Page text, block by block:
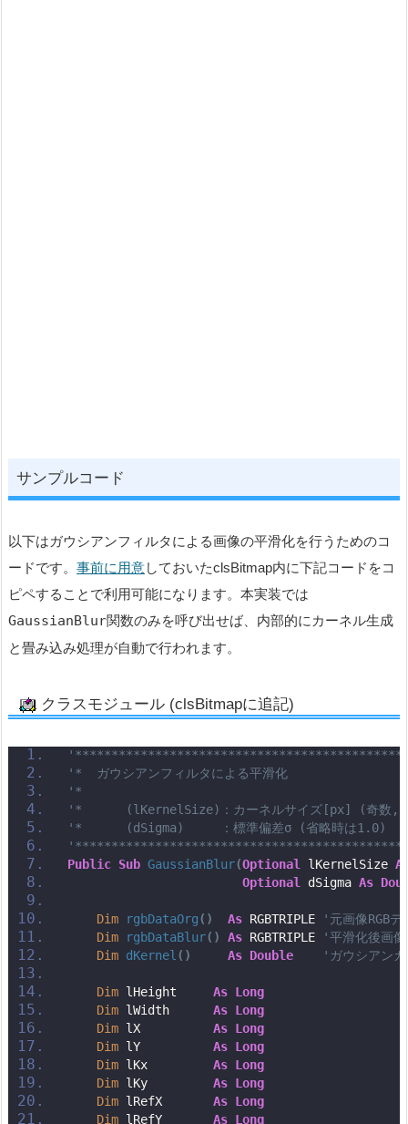
サンプルコード
以下はガウシアンフィルタによる画像の平滑化を行うためのコ
ードです。 事前に用意しておいたclsBitmap内に下記コードをコ
ピペすることで利用可能になります。本実装では
GaussianBlur関数のみを呼び出せば、内部的にカーネル生成
と畳み込み処理が自動で行われます。
クラスモジュール (clsBitmapに追記)
'*  ガウシアンフィルタによる平滑化
'*
'*      (lKernelSize)：カーネルサイズ[px] (奇数,
'*      (dSigma)     ：標準偏差σ (省略時は1.0)
Public Sub GaussianBlur(Optional lKernelSize
Optional
dSigma As
Dim rgbDataOrg() As RGBTRIPLE
'元画像RGBデ
Dim
rgbDataBlur() As RGBTRIPLE
'平滑化後画像
Dim dKernel () As Double 'ガウシアン
Dim lHeight As Long
Dim lWidth As Long
Dim lX As Long
Dim lY As Long
Dim lKx As Long
Dim lKy As Long
Dim lRefX As Long
Dim lRefY As Long